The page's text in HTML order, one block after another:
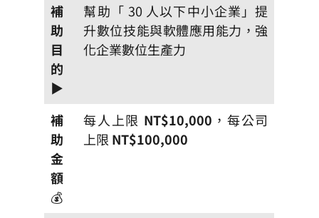
補
助
目
的
▶️
幫助「 30 人以下中小企業」提
升數位技能與軟體應用能力，強
化企業數位生產力
補
助
金
額
💰
每人上限 NT$10,000 ，每公司
上限 NT$100,000